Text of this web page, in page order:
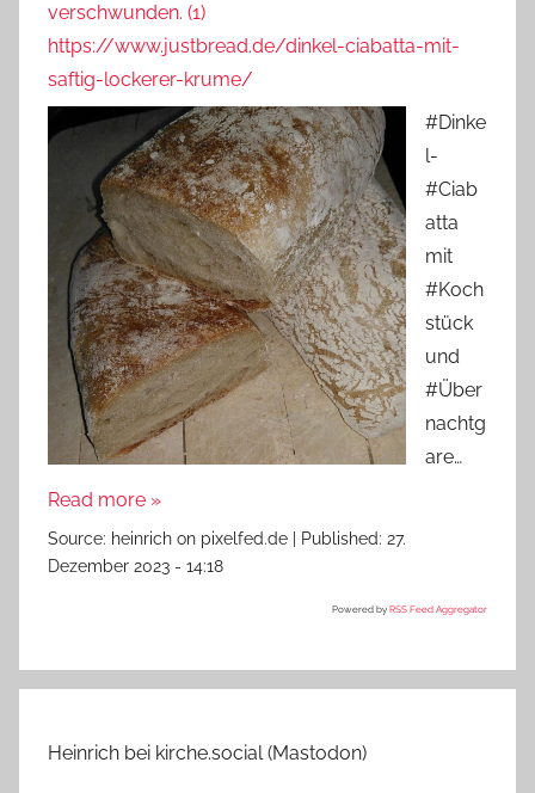
verschwunden. (1)
https://www.justbread.de/dinkel-ciabatta-mit-
saftig-lockerer-krume/
#Dinke
l-
#Ciab
atta
mit
#Koch
stück
und
#Über
nachtg
are…
Read more »
Source: heinrich on pixelfed.de Published: 27.
Dezember 2023 - 14:18
Powered by RSS Feed Aggregator
Heinrich bei kirche.social (Mastodon)